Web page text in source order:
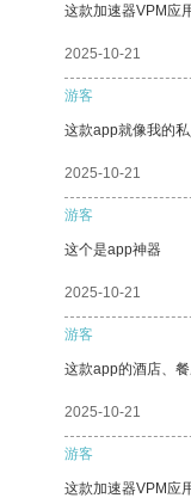
这款加速器VPM应
2025-10-21
游客
这款app就像我的
2025-10-21
游客
这个是app神器
2025-10-21
游客
这款app的酒店、
2025-10-21
游客
这款加速器VPM应